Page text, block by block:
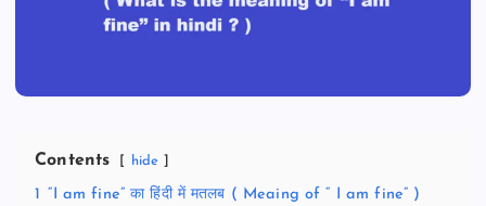
Contents hide
1 “I am fine” का हिंदी में मतलब ( Meaing of “ I am fine” )